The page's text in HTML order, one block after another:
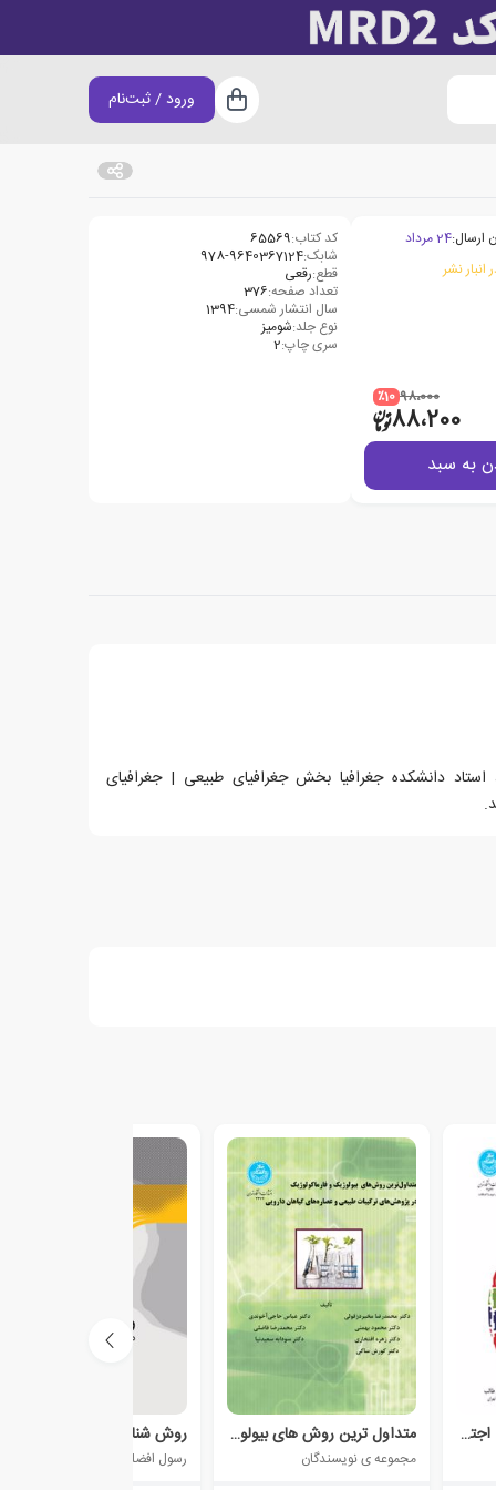
سبد خرید
ورود / ثبت‌نام
ارسال:24 مرداد
انبار نشر
98،000 ٪10
88،200
به سبد
کد کتاب:65569
شابک:978-9640367124
قطع:رقعی
تعداد صفحه:376
سال انتشار شمسی:1394
نوع جلد:شومیز
سری چاپ:2
محمدی متولد سال 1336، استاد دانشکده جغرافیا بخش جغرافیای طبیعی | جغرافیای
شیوه های عملی مطالعات اجتماعی متداول ترین روش های بیولوژیک و فارماکولوژیک
مجموعه ی نویسندگان
روش شناسی
رسول افضلی